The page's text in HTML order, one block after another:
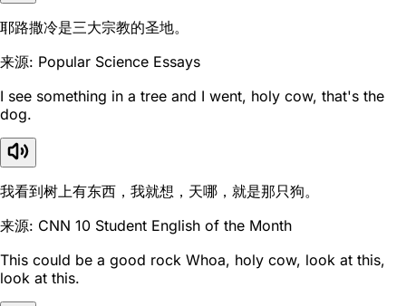
耶路撒冷是三大宗教的圣地。
来源: Popular Science Essays
I see something in a tree and I went, holy cow, that's the
dog.
我看到树上有东西，我就想，天哪，就是那只狗。
来源: CNN 10 Student English of the Month
This could be a good rock Whoa, holy cow, look at this,
look at this.